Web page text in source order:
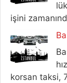
işini
korsan taksi,